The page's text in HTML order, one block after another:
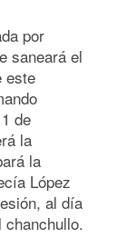
por
saneará el
este
de
la
la
López
al día